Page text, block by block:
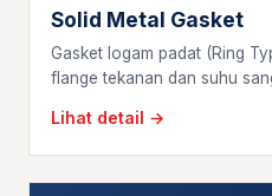
Solid Metal Gasket
Gasket logam padat (Ring
flange tekanan dan suhu
Lihat detail →